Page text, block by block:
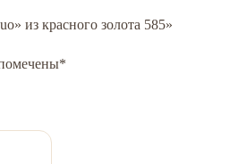
из красного золота 585»
*